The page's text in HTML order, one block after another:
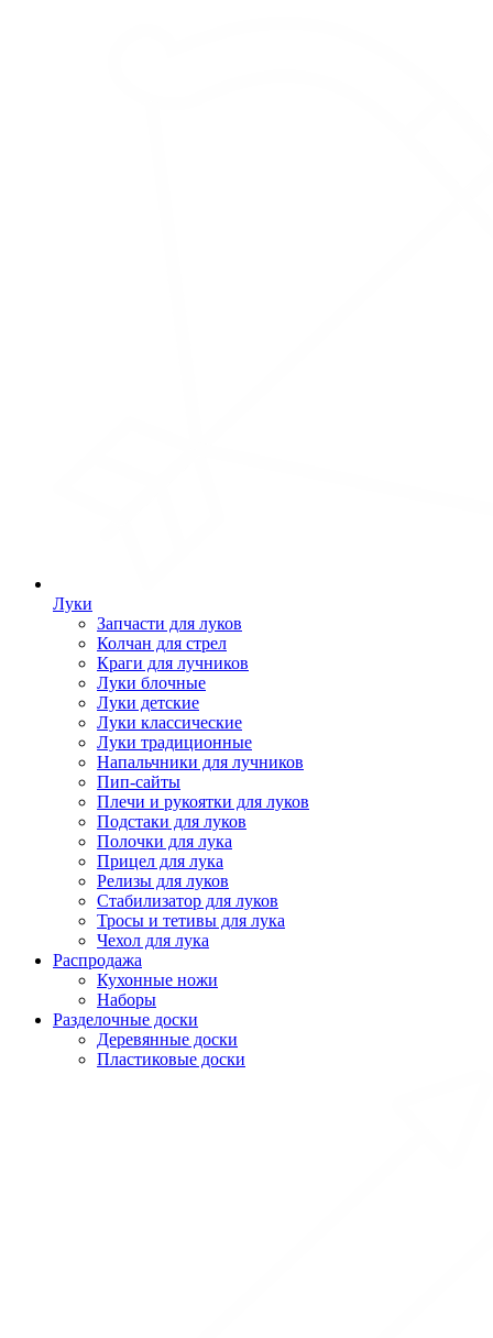
Луки
Запчасти для луков
Колчан для стрел
Краги для лучников
Луки блочные
Луки детские
Луки классические
Луки традиционные
Напальчники для лучников
Пип-сайты
Плечи и рукоятки для луков
Подстаки для луков
Полочки для лука
Прицел для лука
Релизы для луков
Стабилизатор для луков
Тросы и тетивы для лука
Чехол для лука
Распродажа
Кухонные ножи
Наборы
Разделочные доски
Деревянные доски
Пластиковые доски